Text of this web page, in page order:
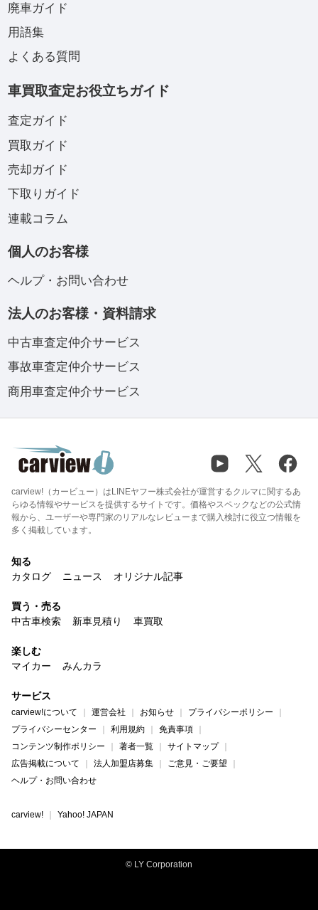
廃車ガイド
用語集
よくある質問
車買取査定お役立ちガイド
査定ガイド
買取ガイド
売却ガイド
下取りガイド
連載コラム
個人のお客様
ヘルプ・お問い合わせ
法人のお客様・資料請求
中古車査定仲介サービス
事故車査定仲介サービス
商用車査定仲介サービス
carview!（カービュー）はLINEヤフー株式会社が運営するクルマに関するあ
らゆる情報やサービスを提供するサイトです。価格やスペックなどの公式情
報から、ユーザーや専門家のリアルなレビューまで購入検討に役立つ情報を
多く掲載しています。
知る
カタログ
ニュース オリジナル記事
買う・売る
中古車検索
新車見積り 車買取
楽しむ
マイカー
みんカラ
サービス
carview!について 運営会社 お知らせ
プライバシーポリシー
プライバシーセンター
利用規約
免責事項
コンテンツ制作ポリシー
著者一覧
サイトマップ
広告掲載について
法人加盟店募集
ご意見・ご要望
ヘルプ・お問い合わせ
carview! Yahoo! JAPAN
© LY Corporation